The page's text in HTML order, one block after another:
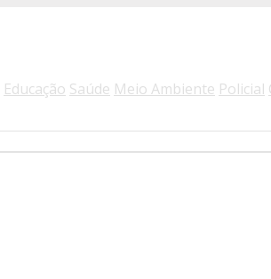
Educação Saúde Meio Ambiente Policial